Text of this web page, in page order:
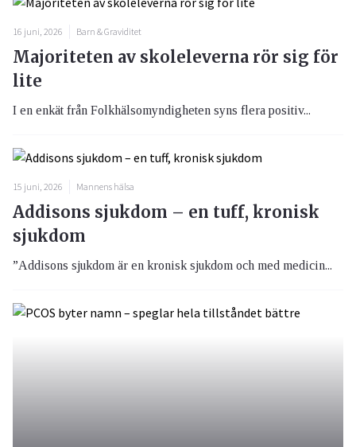
16 juni, 2026 Barn & Graviditet
Majoriteten av skoleleverna rör sig för
lite
I en enkät från Folkhälsomyndigheten syns flera positiv...
15 juni, 2026 Mannens hälsa
Addisons sjukdom – en tuff, kronisk
sjukdom
”Addisons sjukdom är en kronisk sjukdom och med medicin...